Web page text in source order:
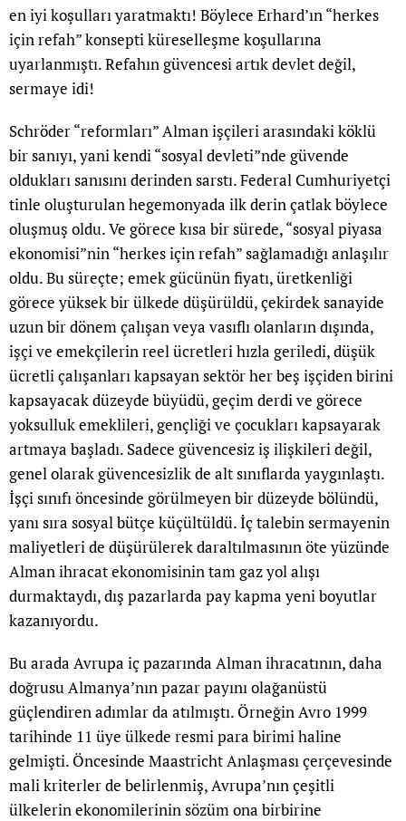
en iyi koşulları yaratmaktı! Böylece Erhard’ın “herkes
için refah” konsepti küreselleşme koşullarına
uyarlanmıştı. Refahın güvencesi artık devlet değil,
sermaye idi!
Schröder “reformları” Alman işçileri arasındaki köklü
bir sanıyı, yani kendi “sosyal devleti”nde güvende
oldukları sanısını derinden sarstı. Federal Cumhuriyetçi
tinle oluşturulan hegemonyada ilk derin çatlak böylece
oluşmuş oldu. Ve görece kısa bir sürede, “sosyal piyasa
ekonomisi”nin “herkes için refah” sağlamadığı anlaşılır
oldu. Bu süreçte; emek gücünün fiyatı, üretkenliği
görece yüksek bir ülkede düşürüldü, çekirdek sanayide
uzun bir dönem çalışan veya vasıflı olanların dışında,
işçi ve emekçilerin reel ücretleri hızla geriledi, düşük
ücretli çalışanları kapsayan sektör her beş işçiden birini
kapsayacak düzeyde büyüdü, geçim derdi ve görece
yoksulluk emeklileri, gençliği ve çocukları kapsayarak
artmaya başladı. Sadece güvencesiz iş ilişkileri değil,
genel olarak güvencesizlik de alt sınıflarda yaygınlaştı.
İşçi sınıfı öncesinde görülmeyen bir düzeyde bölündü,
yanı sıra sosyal bütçe küçültüldü. İç talebin sermayenin
maliyetleri de düşürülerek daraltılmasının öte yüzünde
Alman ihracat ekonomisinin tam gaz yol alışı
durmaktaydı, dış pazarlarda pay kapma yeni boyutlar
kazanıyordu.
Bu arada Avrupa iç pazarında Alman ihracatının, daha
doğrusu Almanya’nın pazar payını olağanüstü
güçlendiren adımlar da atılmıştı. Örneğin Avro 1999
tarihinde 11 üye ülkede resmi para birimi haline
gelmişti. Öncesinde Maastricht Anlaşması çerçevesinde
mali kriterler de belirlenmiş, Avrupa’nın çeşitli
ülkelerin ekonomilerinin sözüm ona birbirine